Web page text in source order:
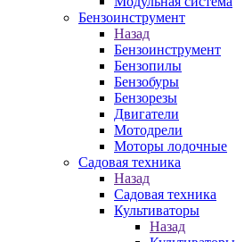
Бензоинструмент
Назад
Бензоинструмент
Бензопилы
Бензобуры
Бензорезы
Двигатели
Мотодрели
Моторы лодочные
Садовая техника
Назад
Садовая техника
Культиваторы
Назад